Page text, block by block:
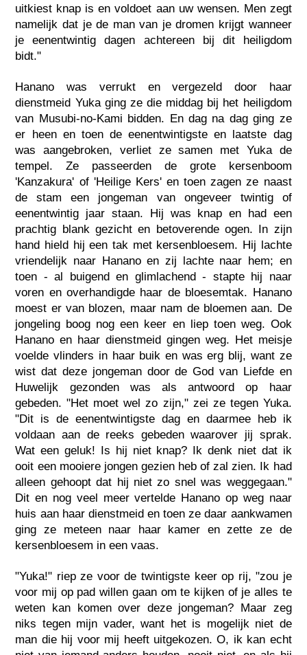
uitkiest knap is en voldoet aan uw wensen. Men zegt
namelijk dat je de man van je dromen krijgt wanneer
je eenentwintig dagen achtereen bij dit heiligdom
bidt."
Hanano was verrukt en vergezeld door haar
dienstmeid Yuka ging ze die middag bij het heiligdom
van Musubi-no-Kami bidden. En dag na dag ging ze
er heen en toen de eenentwintigste en laatste dag
was aangebroken, verliet ze samen met Yuka de
tempel. Ze passeerden de grote kersenboom
'Kanzakura' of 'Heilige Kers' en toen zagen ze naast
de stam een jongeman van ongeveer twintig of
eenentwintig jaar staan. Hij was knap en had een
prachtig blank gezicht en betoverende ogen. In zijn
hand hield hij een tak met kersenbloesem. Hij lachte
vriendelijk naar Hanano en zij lachte naar hem; en
toen - al buigend en glimlachend - stapte hij naar
voren en overhandigde haar de bloesemtak. Hanano
moest er van blozen, maar nam de bloemen aan. De
jongeling boog nog een keer en liep toen weg. Ook
Hanano en haar dienstmeid gingen weg. Het meisje
voelde vlinders in haar buik en was erg blij, want ze
wist dat deze jongeman door de God van Liefde en
Huwelijk gezonden was als antwoord op haar
gebeden. "Het moet wel zo zijn," zei ze tegen Yuka.
"Dit is de eenentwintigste dag en daarmee heb ik
voldaan aan de reeks gebeden waarover jij sprak.
Wat een geluk! Is hij niet knap? Ik denk niet dat ik
ooit een mooiere jongen gezien heb of zal zien. Ik had
alleen gehoopt dat hij niet zo snel was weggegaan."
Dit en nog veel meer vertelde Hanano op weg naar
huis aan haar dienstmeid en toen ze daar aankwamen
ging ze meteen naar haar kamer en zette ze de
kersenbloesem in een vaas.
"Yuka!" riep ze voor de twintigste keer op rij, "zou je
voor mij op pad willen gaan om te kijken of je alles te
weten kan komen over deze jongeman? Maar zeg
niks tegen mijn vader, want het is mogelijk niet de
man die hij voor mij heeft uitgekozen. O, ik kan echt